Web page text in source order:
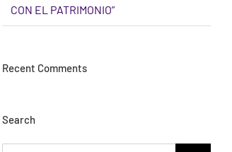
CON EL PATRIMONIO”
Recent Comments
Search